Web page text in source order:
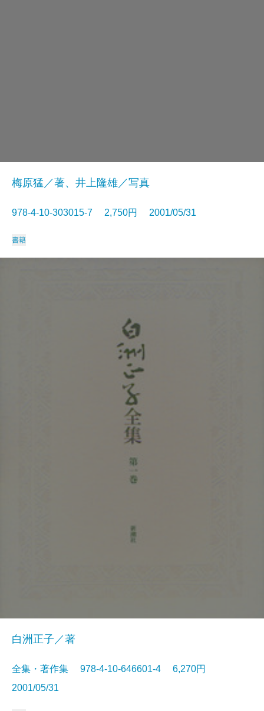
梅原猛／著、井上隆雄／写真
978-4-10-303015-7 2,750円 2001/05/31
書籍
白洲正子／著
全集・著作集 978-4-10-646601-4 6,270円
2001/05/31